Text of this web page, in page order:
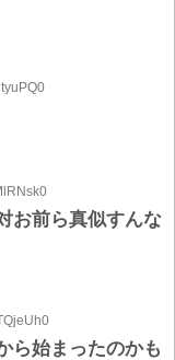
お前ら真似すんな
ら始まったのかも